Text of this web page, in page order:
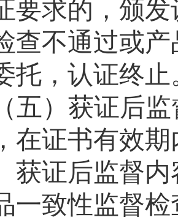
要求的，颁
查不通过或
托，认证终止
（五）获证后
在证书有效
获证后监督内
一致性监督检